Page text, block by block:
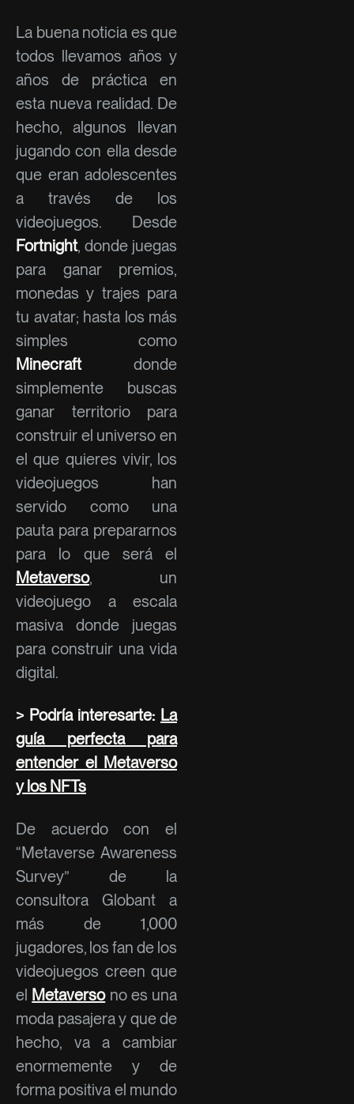
La buena noticia es que
todos llevamos años y
años de práctica en
esta nueva realidad. De
hecho, algunos llevan
jugando con ella desde
que eran adolescentes
a través de los
videojuegos. Desde
Fortnight, donde juegas
para ganar premios,
monedas y trajes para
tu avatar; hasta los más
simples como
Minecraftdonde
simplemente buscas
ganar territorio para
construir el universo en
el que quieres vivir, los
videojuegos han
servido como una
pauta para prepararnos
para lo que será el
Metaverso, un
videojuego a escala
masiva donde juegas
para construir una vida
digital.
> Podría interesarte: La
guía perfecta para
entender el Metaverso
y los NFTs
De acuerdo con el
“Metaverse Awareness
Survey” de la
consultora Globant a
más de 1,000
jugadores, los fan de los
videojuegos creen que
el Metaversono es una
moda pasajera y que de
hecho, va a cambiar
enormemente y de
forma positiva el mundo